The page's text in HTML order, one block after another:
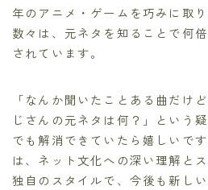
年のアニメ・ゲームを巧みに取
数々は、元ネタを知ることで何
されています。
「なんか聞いたことある曲だけ
じさんの元ネタは何？」という
でも解消できていたら嬉しいで
は、ネット文化への深い理解と
独自のスタイルで、今後も新し